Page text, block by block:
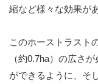
縮など様々な効果が
このホーストラスト
（約0.7ha）の広さ
ができるように、そ